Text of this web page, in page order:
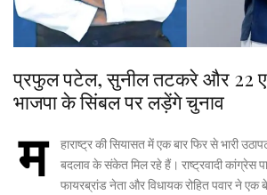
प्रफुल पटेल, सुनील तटकरे और 22
भाजपा के सिंबल पर लड़ेंगे चुनाव
म
हाराष्ट्र की सियासत में एक बार फिर से भारी
बदलाव के संकेत मिल रहे हैं। राष्ट्रवादी कांग्रेस
फायरब्रांड नेता और विधायक रोहित पवार ने